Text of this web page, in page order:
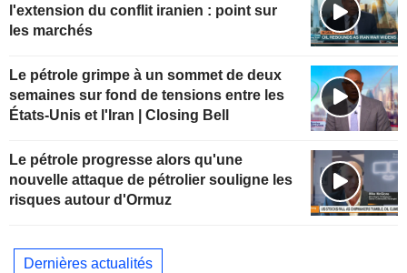
l'extension du conflit iranien : point sur
les marchés
Le pétrole grimpe à un sommet de deux
semaines sur fond de tensions entre les
États-Unis et l'Iran | Closing Bell
Le pétrole progresse alors qu'une
nouvelle attaque de pétrolier souligne les
risques autour d'Ormuz
Dernières actualités